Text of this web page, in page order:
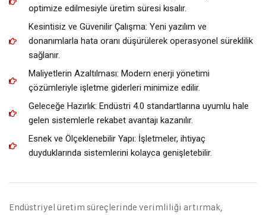
optimize edilmesiyle üretim süresi kısalır.
Kesintisiz ve Güvenilir Çalışma: Yeni yazılım ve
donanımlarla hata oranı düşürülerek operasyonel süreklilik
sağlanır.
Maliyetlerin Azaltılması: Modern enerji yönetimi
çözümleriyle işletme giderleri minimize edilir.
Geleceğe Hazırlık: Endüstri 4.0 standartlarına uyumlu hale
gelen sistemlerle rekabet avantajı kazanılır.
Esnek ve Ölçeklenebilir Yapı: İşletmeler, ihtiyaç
duyduklarında sistemlerini kolayca genişletebilir.
Endüstriyel üretim süreçlerinde verimliliği artırmak,